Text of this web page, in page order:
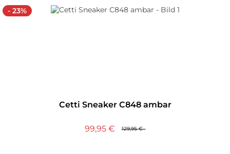
- 23%
Cetti Sneaker C848 ambar
129,95 €
99,95 €